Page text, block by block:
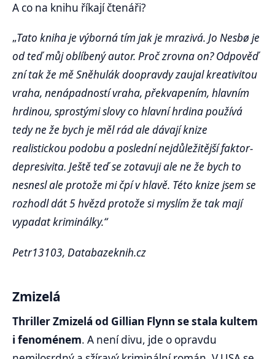
A co na knihu říkají čtenáři?
„Tato kniha je výborná tím jak je mrazivá. Jo Nesbø je
od teď můj oblíbený autor. Proč zrovna on? Odpověď
zní tak že mě Sněhulák doopravdy zaujal kreativitou
vraha, nenápadností vraha, překvapením, hlavním
hrdinou, sprostými slovy co hlavní hrdina používá
tedy ne že bych je měl rád ale dávají knize
realistickou podobu a poslední nejdůležitější faktor-
depresivita. Ještě teď se zotavuji ale ne že bych to
nesnesl ale protože mi čpí v hlavě. Této knize jsem se
rozhodl dát 5 hvězd protože si myslím že tak mají
vypadat kriminálky.“
Petr13103, Databazeknih.cz
Zmizelá
Thriller Zmizelá od Gillian Flynn se stala kultem
i fenoménem. A není divu, jde o opravdu